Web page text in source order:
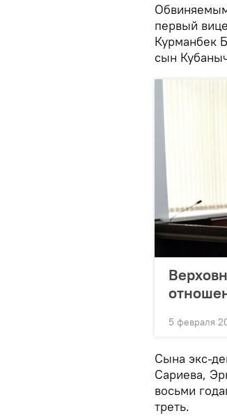
первый
Курманбек
сын
5 февраля
Сына экс-
Сариева,
восьми
треть.